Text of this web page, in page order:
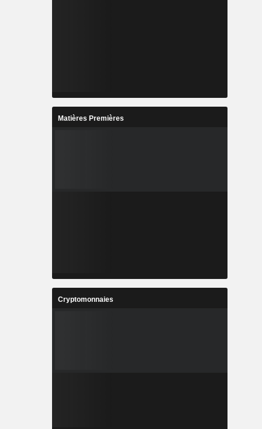
Matières Premières
Cryptomonnaies